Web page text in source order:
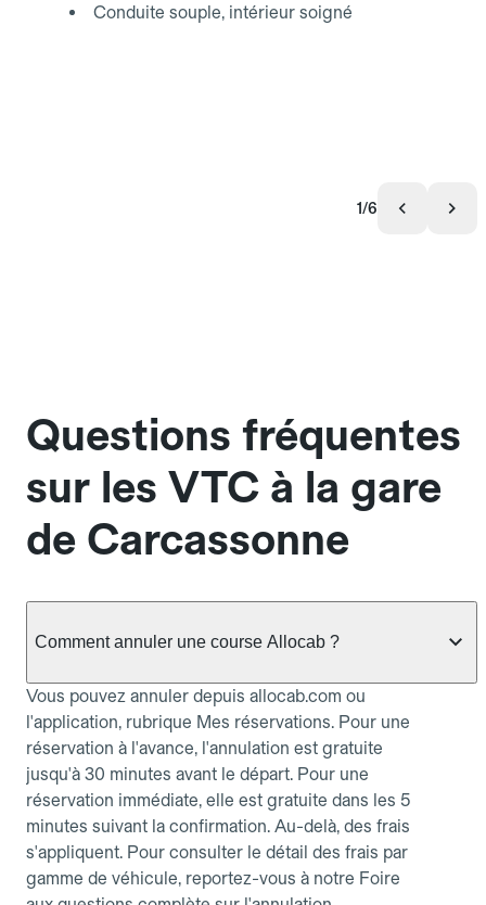
Conduite souple, intérieur soigné
1/6
Questions fréquentes
sur les VTC à la gare
de Carcassonne
Comment annuler une course Allocab ?
Vous pouvez annuler depuis allocab.com ou
l'application, rubrique Mes réservations. Pour une
réservation à l'avance, l'annulation est gratuite
jusqu'à 30 minutes avant le départ. Pour une
réservation immédiate, elle est gratuite dans les 5
minutes suivant la confirmation. Au-delà, des frais
s'appliquent. Pour consulter le détail des frais par
gamme de véhicule, reportez-vous à notre Foire